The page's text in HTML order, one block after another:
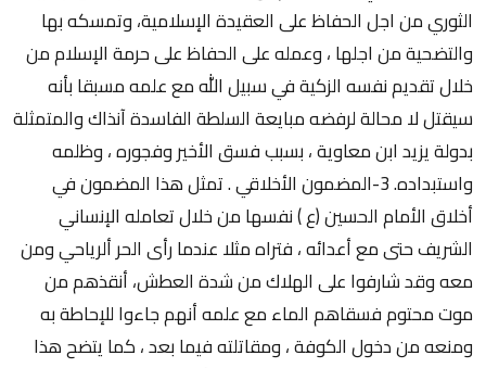
الثوري من اجل الحفاظ على العقيدة الإسلامية، وتمسكه بها
والتضحية من اجلها ، وعمله على الحفاظ على حرمة الإسلام من
خلال تقديم نفسه الزكية في سبيل الله مع علمه مسبقا بأنه
سيقتل لا محالة لرفضه مبايعة السلطة الفاسدة آنذاك والمتمثلة
بدولة يزيد ابن معاوية ، بسبب فسق الأخير وفجوره ، وظلمه
واستبداده. 3-المضمون الأخلاقي . تمثل هذا المضمون في
أخلاق الأمام الحسين (ع ) نفسها من خلال تعامله الإنساني
الشريف حتى مع أعدائه ، فتراه مثلا عندما رأى الحر ألرياحي ومن
معه وقد شارفوا على الهلاك من شدة العطش، أنقذهم من
موت محتوم فسقاهم الماء مع علمه أنهم جاءوا للإحاطة به
ومنعه من دخول الكوفة ، ومقاتلته فيما بعد ، كما يتضح هذا